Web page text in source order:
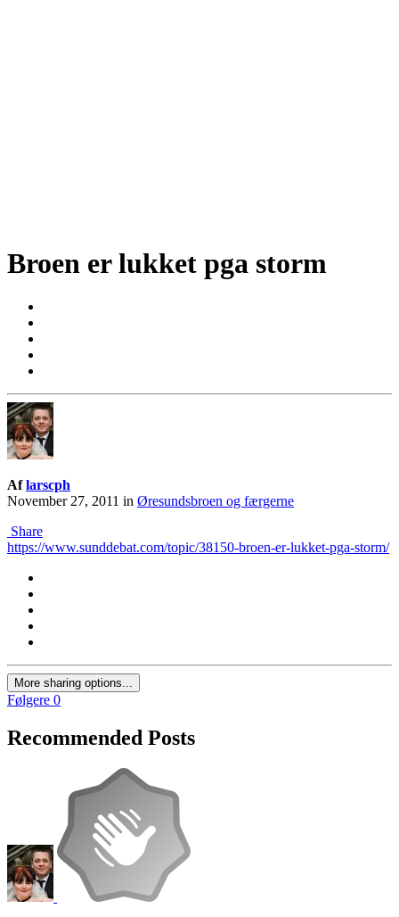
Broen er lukket pga storm
Aflarscph
November 27, 2011 in Øresundsbroen og færgerne
Share
https://www.sunddebat.com/topic/38150-broen-er-lukket-pga-storm/
More sharing options...
Følgere 0
Recommended Posts